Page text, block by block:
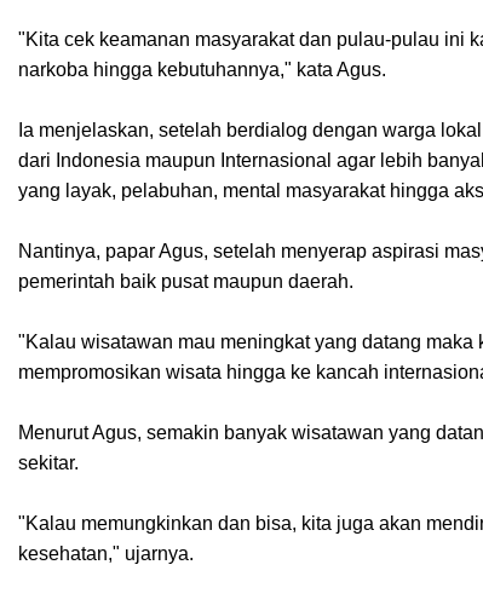
"Kita cek keamanan masyarakat dan pulau-pulau ini
narkoba hingga kebutuhannya," kata Agus.
Ia menjelaskan, setelah berdialog dengan warga
dari Indonesia maupun Internasional agar lebih
yang layak, pelabuhan, mental masyarakat hingga
Nantinya, papar Agus, setelah menyerap aspirasi
pemerintah baik pusat maupun daerah.
"Kalau wisatawan mau meningkat yang datang
mempromosikan wisata hingga ke kancah
Menurut Agus, semakin banyak wisatawan yang
sekitar.
"Kalau memungkinkan dan bisa, kita juga akan
kesehatan," ujarnya.